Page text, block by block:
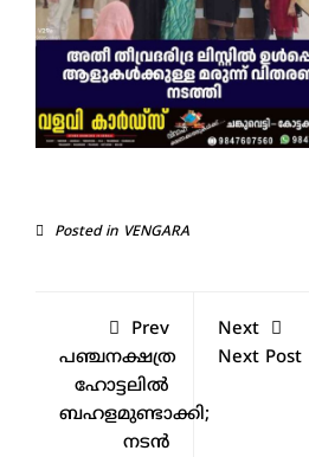
Posted in VENGARA
Prev
പഞ്ചനക്ഷത്ര
ഹോട്ടലില്‍
ബഹളമുണ്ടാക്കി;
നടന്‍
Next
Next Post